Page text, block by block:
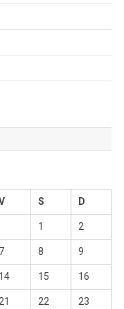
S D
1 2
7 8 9
14 15 16
21 22 23